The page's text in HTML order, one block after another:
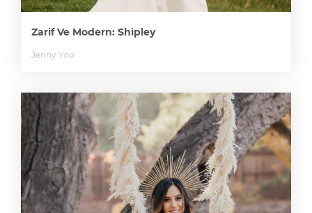
Zarif Ve Modern: Shipley
Jenny Yoo